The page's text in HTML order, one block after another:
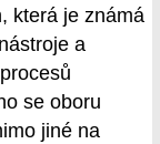
která je známá
a
se oboru
jiné na